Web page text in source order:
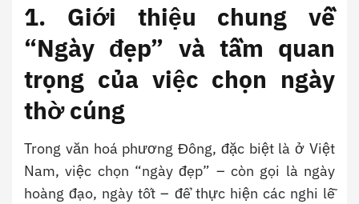
1. Giới thiệu chung về
“Ngày đẹp” và tầm quan
trọng của việc chọn ngày
thờ cúng
Trong văn hoá phương Đông, đặc biệt là ở Việt
Nam, việc chọn “ngày đẹp” – còn gọi là ngày
hoàng đạo, ngày tốt – để thực hiện các nghi lễ